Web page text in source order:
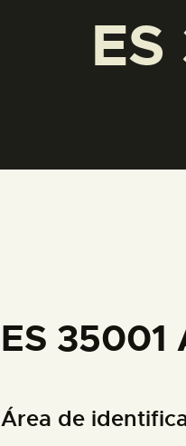
ES
Área de